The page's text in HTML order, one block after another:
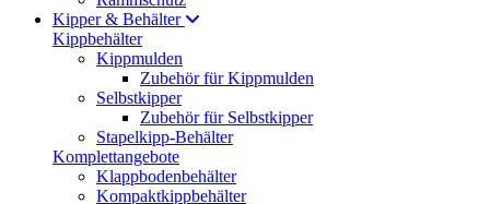
Kipper & Behälter
Kippbehälter
Kippmulden
Zubehör für Kippmulden
Selbstkipper
Zubehör für Selbstkipper
Stapelkipp-Behälter
Komplettangebote
Klappbodenbehälter
Kompaktkippbehälter